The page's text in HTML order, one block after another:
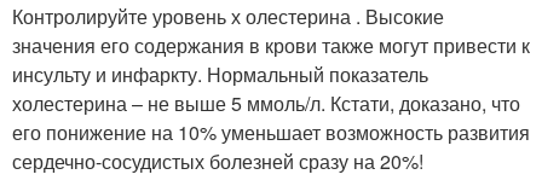
Контролируйте уровень х олестерина . Высокие
значения его содержания в крови также могут привести к
инсульту и инфаркту. Нормальный показатель
холестерина – не выше 5 ммоль/л. Кстати, доказано, что
его понижение на 10% уменьшает возможность развития
сердечно-сосудистых болезней сразу на 20%!